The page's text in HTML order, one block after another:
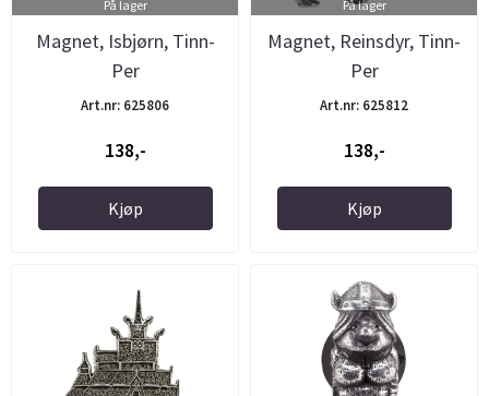
På lager
Magnet, Isbjørn, Tinn-
Per
Art.nr: 625806
138,-
Kjøp
På lager
Magnet, Reinsdyr, Tinn-
Per
Art.nr: 625812
138,-
Kjøp